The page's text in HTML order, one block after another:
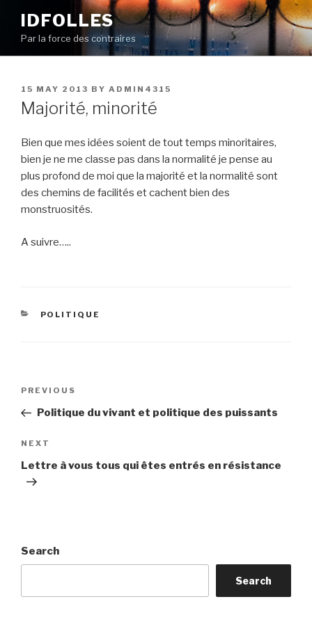
content
IDFOLLES
Par la force des contraires
POSTED
ON
15 MAY 2013 BY ADMIN4315
Majorité, minorité
Bien que mes idées soient de tout temps minoritaires,
bien je ne me classe pas dans la normalité je pense au
plus profond de moi que la majorité et la normalité sont
des chemins de facilités et cachent bien des
monstruosités.
A suivre…..
CATEGORIES
POLITIQUE
Previous
Post
PREVIOUS
Politique du vivant et politique des puissants
Next
Post
NEXT
Lettre à vous tous qui êtes entrés en résistance
Search
Search